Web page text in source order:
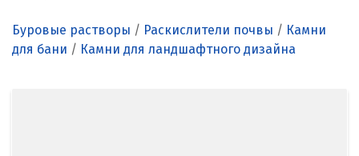
Севастополь
Буровые растворы / Раскислители почвы / Камни
для бани / Камни для ландшафтного дизайна